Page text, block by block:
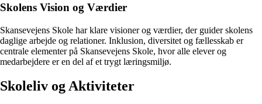
Skolens Vision og Værdier
Skansevejens Skole har klare visioner og værdier, der guider skolens
daglige arbejde og relationer. Inklusion, diversitet og fællesskab er
centrale elementer på Skansevejens Skole, hvor alle elever og
medarbejdere er en del af et trygt læringsmiljø.
Skoleliv og Aktiviteter